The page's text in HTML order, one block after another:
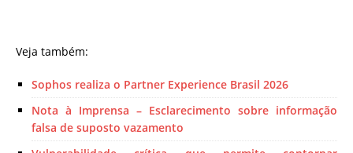
Veja também:
Sophos realiza o Partner Experience Brasil 2026
Nota à Imprensa – Esclarecimento sobre informação
falsa de suposto vazamento